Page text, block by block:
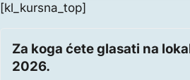
[kl_kursna_top]
Za koga ćete glasati na
2026.